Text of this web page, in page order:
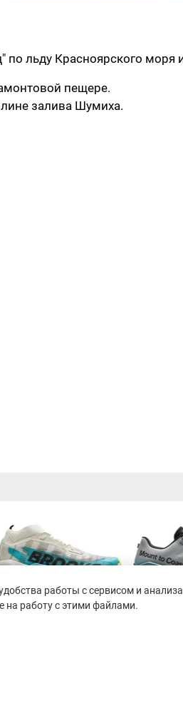
по льду Красноярского
пещере.
залива Шумиха.
работы с сервисом и
на работу с этими файлами.